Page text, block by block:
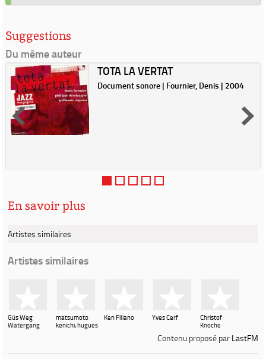
Suggestions
Du même auteur
TOTA LA VERTAT
Document sonore | Fournier, Denis | 2004
En savoir plus
Artistes similaires
Artistes similaires
Güs Weg
Watergang
matsumoto
kenichi, hugues
Ken Filiano Yves Cerf
Christof
Knoche
Contenu proposé par LastFM